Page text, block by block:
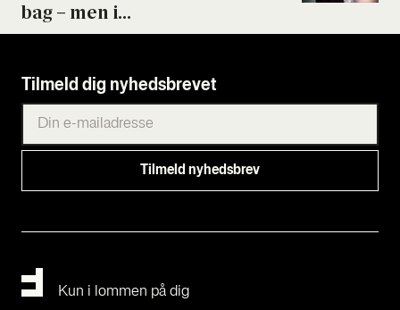
bag – men i...
Tilmeld dig nyhedsbrevet
Kun i lommen på dig